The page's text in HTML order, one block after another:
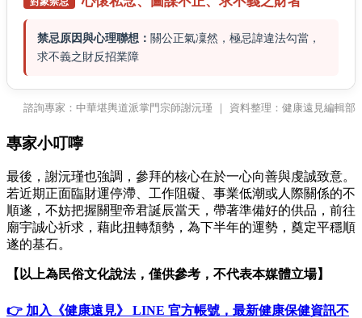
禁忌原因與心理聯想： 關公正氣凜然，極忌諱違法勾當，
求不義之財反招業障
諮詢專家：中華堪輿道派掌門宗師謝沅瑾 ｜ 資料整理：健康遠見編輯部
專家小叮嚀
最後，謝沅瑾也強調，參拜的核心在於一心向善與虔誠致意。
若近期正面臨財運停滯、工作阻礙、事業低潮或人際關係的不
順遂，不妨把握關聖帝君誕辰當天，帶著準備好的供品，前往
廟宇誠心祈求，藉此扭轉頹勢，為下半年的運勢，奠定平穩順
遂的基石。
【以上為民俗文化說法，僅供參考，不代表本媒體立場】
👉 加入《健康遠見》 LINE 官方帳號，最新健康保健資訊不